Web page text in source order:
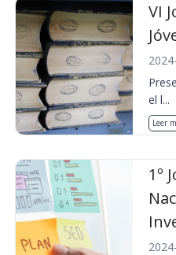
VI
el l...
Leer
1º